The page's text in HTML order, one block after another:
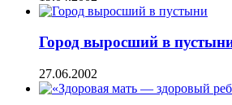
Город выросший в
27.06.2002